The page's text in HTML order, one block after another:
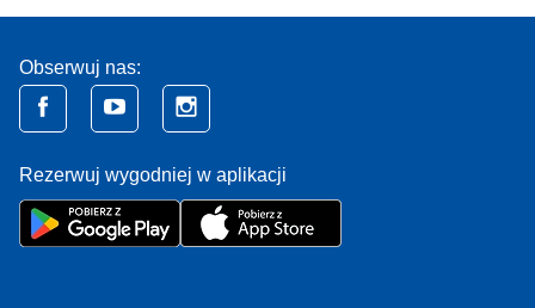
Obserwuj nas:
Rezerwuj wygodniej w aplikacji